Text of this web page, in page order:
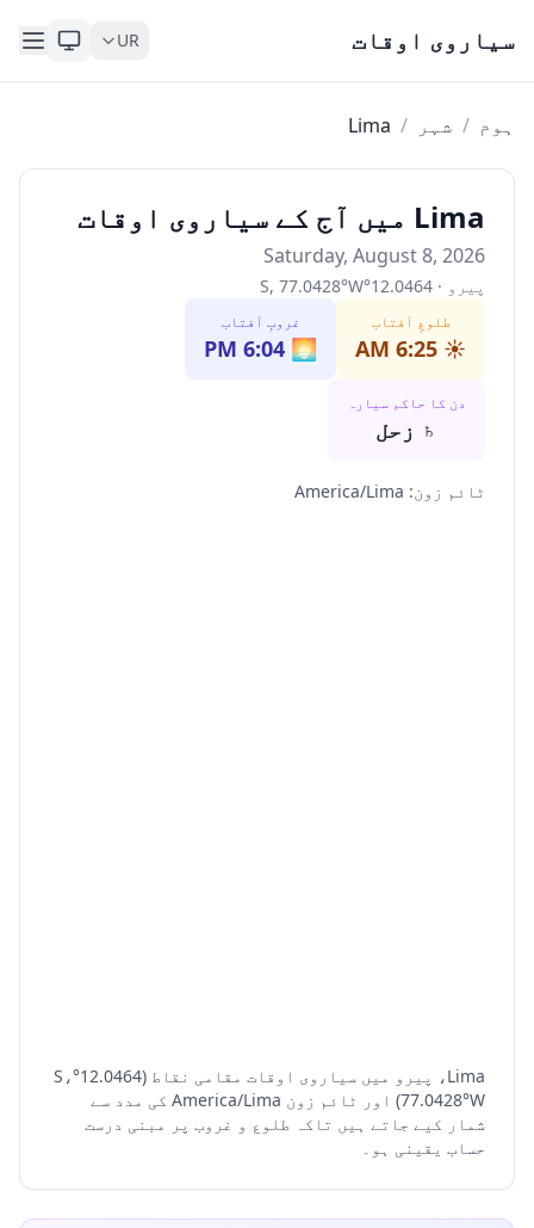
سیاروی اوقات UR
ہوم / شہر /
Lima
Lima میں آج کے سیاروی اوقات
Saturday, August 8, 2026
پیرو ·
12.0464
°
S, 77.0428°W
طلوعِ آفتاب
☀️
6:25 AM
غروبِ آفتاب
🌅
6:04 PM
دن کا حاکم سیارہ
♄ زحل
ٹائم زون:
America/Lima
Lima، پیرو میں سیاروی اوقات مقامی نقاط (12.0464°S،
77.0428°W) اور ٹائم زون America/Lima کی مدد سے
شمار کیے جاتے ہیں تاکہ طلوع و غروب پر مبنی درست
حساب یقینی ہو۔